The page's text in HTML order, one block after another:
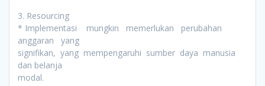
3. Resourcing
* Implementasi mungkin memerlukan perubahan
anggaran yang
signifikan, yang mempengaruhi sumber daya manusia
dan belanja
modal.